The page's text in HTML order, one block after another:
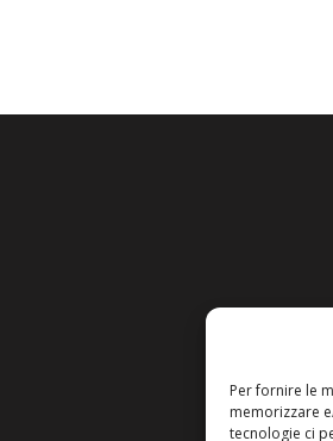
Per fornire le
memorizzare
tecnologie ci